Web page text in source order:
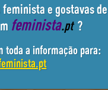
e gostavas de
feminista.pt ?
toda a informação para: